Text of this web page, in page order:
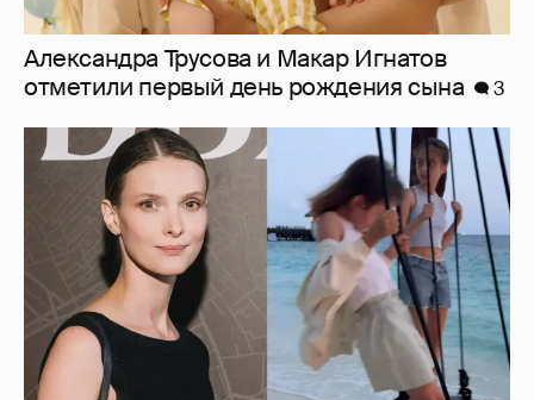
Александра Трусова и Макар Игнатов
отметили первый день рождения сына
3